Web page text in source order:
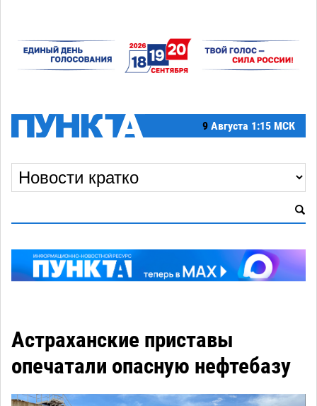
9 Августа 1:15 МСК
Астраханские приставы
опечатали опасную нефтебазу